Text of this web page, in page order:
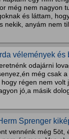
még nem nagyon
és láttam,
nekik, anyám nem
vélemények és
odajárni
még csak
régen nem volt
jó,a másik
Sprenger
vennénk még 5öt,